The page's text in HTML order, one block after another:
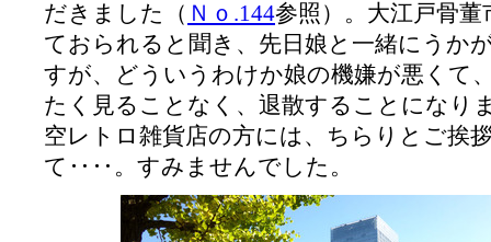
だきました（ Ｎｏ.144参照）。大江戸骨董
ておられると聞き、先日娘と一緒にうか
すが、どういうわけか娘の機嫌が悪くて
たく見ることなく、退散することになり
空レトロ雑貨店の方には、ちらりとご挨
て‥‥。すみませんでした。